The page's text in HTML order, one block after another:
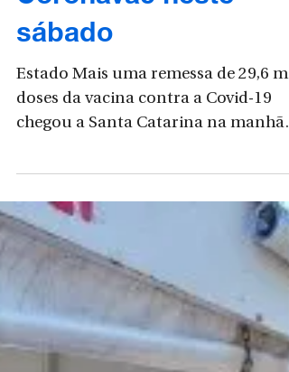
Estado recebeu 29,6
mil doses da
Coronavac neste
sábado
Estado Mais uma remessa de 29,6 mil
doses da vacina contra a Covid-19
chegou a Santa Catarina na manhã
deste sábado, dia 1º de maio. São...